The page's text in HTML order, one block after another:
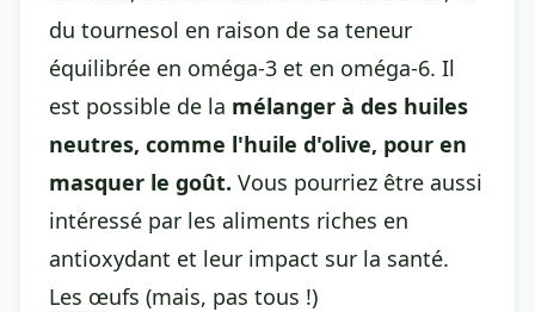
du tournesol en raison de sa teneur
équilibrée en oméga-3 et en oméga-6. Il
est possible de la mélanger à des huiles
neutres, comme l'huile d'olive, pour en
masquer le goût. Vous pourriez être aussi
intéressé par les aliments riches en
antioxydant et leur impact sur la santé.
Les œufs (mais, pas tous !)